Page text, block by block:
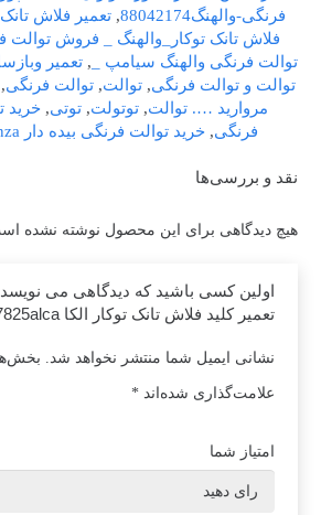
فرنگی-والهنگ88042174
, تعمیر فلاش
فلاش تانک توکار_والهنگ _ فروش توالت
توالت فرنگی والهنگ سیامپ _ ,تعمیر
توالت و توالت فرنگی, توالت, توالت فرنگی,
مروارید …. توالت, توتولت, توتی, خرید
فرنگی, خرید توالت فرنگی بیده دار Lorenza مدل 1011
نقد و بررسی‌ها
هیچ دیدگاهی برای این محصول نوشته نشده
اولین کسی باشید که دیدگاهی می
تعمیر کلید فلاش تانک توکار الکا 09121507825alca”
نشانی ایمیل شما منتشر نخواهد شد.
علامت‌گذاری شده‌اند *
امتیاز شما